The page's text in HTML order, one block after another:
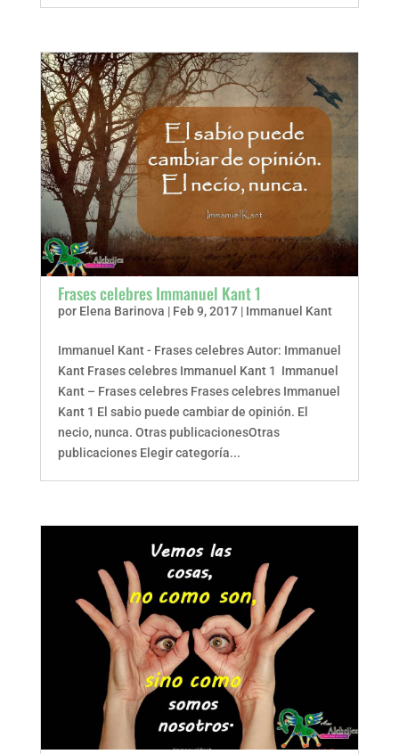
Frases celebres Immanuel Kant 1
por Elena Barinova | Feb 9, 2017| Immanuel Kant
Immanuel Kant - Frases celebres Autor: Immanuel
Kant Frases celebres Immanuel Kant 1 Immanuel
Kant – Frases celebres Frases celebres Immanuel
Kant 1 El sabio puede cambiar de opinión. El
necio, nunca. Otras publicacionesOtras
publicaciones Elegir categoría...